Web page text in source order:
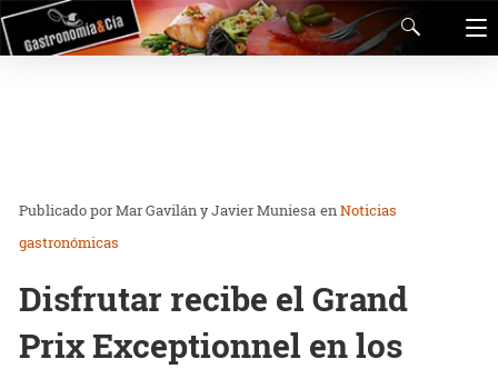
Mar Gavilán y Javier Muniesa enNoticias
gastronómicas
Disfrutar recibe el Grand
Prix Exceptionnel en los